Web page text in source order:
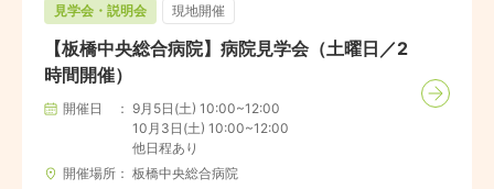
見学会・説明会 現地開催
【板橋中央総合病院】病院見学会（土曜日／2
時間開催）
開催日
9月5日(土) 10:00~12:00
10月3日(土) 10:00~12:00
他日程あり
開催場所
板橋中央総合病院